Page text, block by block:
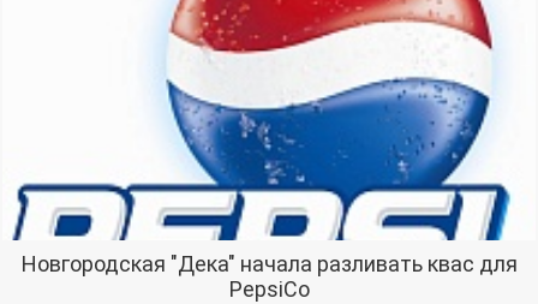
Новгородская "Дека" начала разливать квас для
PepsiCo